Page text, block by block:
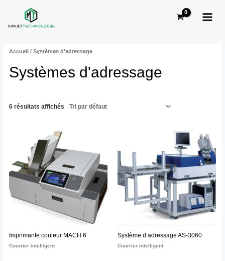
contenu
Accueil / Systèmes d'adressage
Systèmes d'adressage
6 résultats affichés
Imprimante couleur MACH 6
Courrier intelligent
Système d’adressage AS-3060
Courrier intelligent